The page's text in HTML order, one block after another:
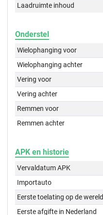
Laadruimte inhoud
Onderstel
Wielophanging voor
Wielophanging achter
Vering voor
Vering achter
Remmen voor
Remmen achter
APK en historie
Vervaldatum APK
Importauto
Eerste toelating op de wereld
Eerste afgifte in Nederland